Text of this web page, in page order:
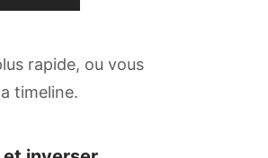
rapide, ou vous
timeline.